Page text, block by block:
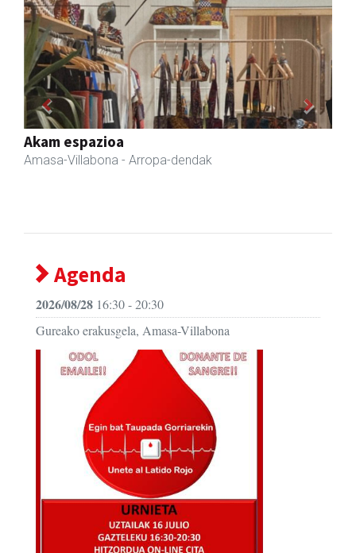
Zubimusu Ikastola
Amasa-Villabona - Hezkuntza
Previous Next
Agenda
2026/08/28 16:30 - 20:30
Gureako erakusgela, Amasa-Villabona